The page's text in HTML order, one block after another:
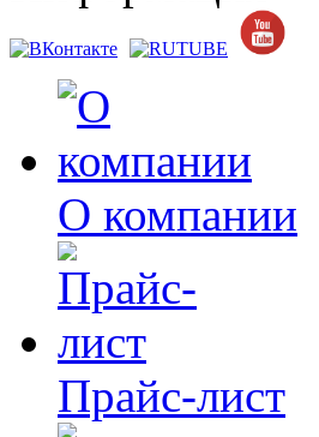
О компании
Прайс-лист